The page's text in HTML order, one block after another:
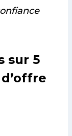
sur 5